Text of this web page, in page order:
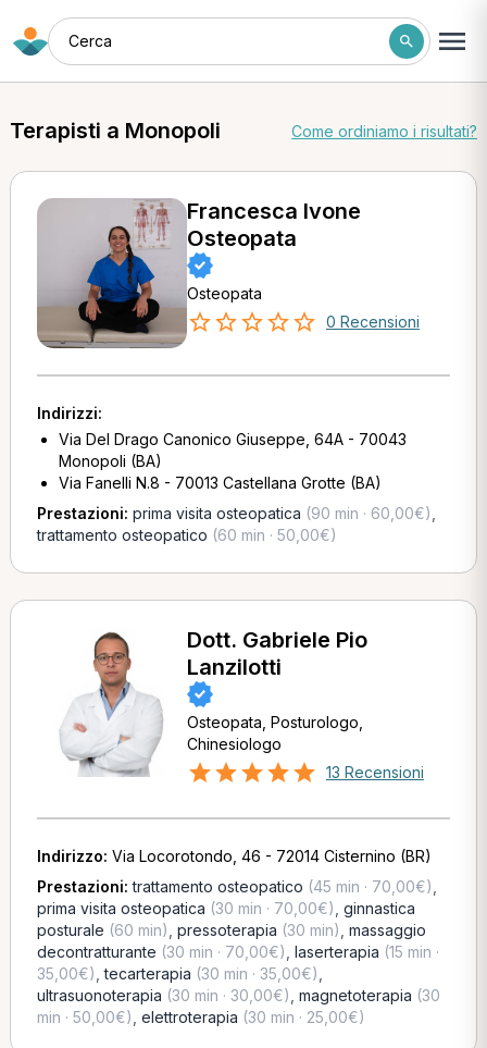
Cerca
Terapisti a Monopoli Come ordiniamo i risultati?
Francesca Ivone
Osteopata
Osteopata
0 Recensioni
Indirizzi:
Via Del Drago Canonico Giuseppe, 64A - 70043
Monopoli (BA)
Via Fanelli N.8 - 70013 Castellana Grotte (BA)
Prestazioni: prima visita osteopatica (90 min · 60,00€)
trattamento osteopatico (60 min · 50,00€)
Dott. Gabriele Pio
Lanzilotti
Osteopata, Posturologo,
Chinesiologo
13 Recensioni
Indirizzo: Via Locorotondo, 46 - 72014 Cisternino (BR)
Prestazioni:trattamento osteopatico (45 min · 70,00€)
prima visita osteopatica (30 min · 70,00€) ginnastica
posturale (60 min) pressoterapia (30 min) massaggio
decontratturante (30 min · 70,00€) laserterapia (15 min ·
35,00€) ,tecarterapia (30 min · 35,00€)
ultrasuonoterapia (30 min · 30,00€) magnetoterapia (30
min · 50,00€) elettroterapia (30 min · 25,00€)